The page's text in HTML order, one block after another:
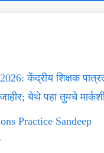
केंद्रीय शिक्षक
येथे पहा तुमचे
Practice Sandeep